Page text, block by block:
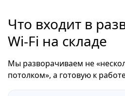
Что входит в
Wi-Fi на складе
Мы разворачиваем не
потолком», а готовую к